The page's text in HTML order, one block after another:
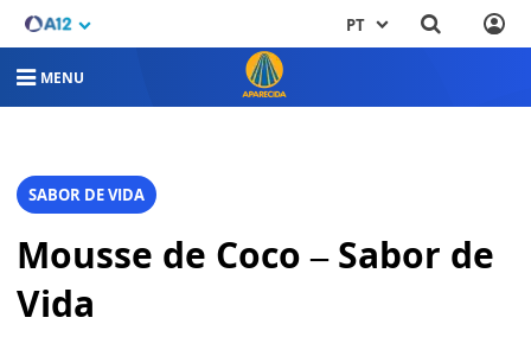
PT
MENU
SABOR DE VIDA
Mousse de Coco – Sabor de
Vida